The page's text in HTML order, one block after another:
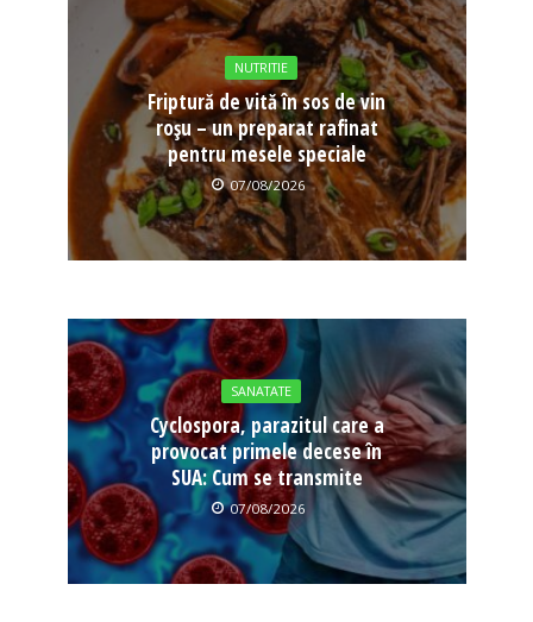
NUTRITIE
Friptură de vită în sos de vin
roșu – un preparat rafinat
pentru mesele speciale
07/08/2026
SANATATE
Cyclospora, parazitul care a
provocat primele decese în
SUA: Cum se transmite
07/08/2026